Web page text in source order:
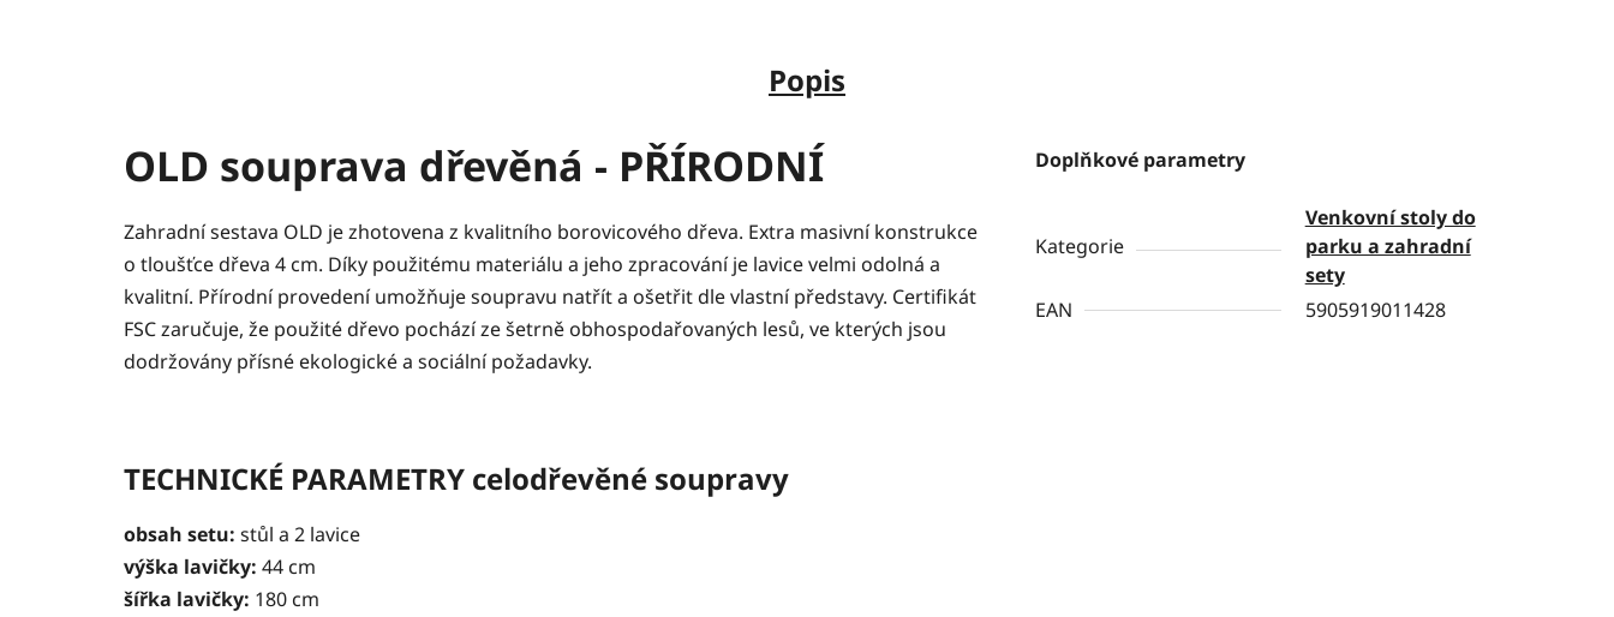
Popis
OLD souprava dřevěná - PŘÍRODNÍ
Zahradní sestava OLD je zhotovena z kvalitního borovicového dřeva. Extra masivní konstrukce
o tloušťce dřeva 4 cm. Díky použitému materiálu a jeho zpracování je lavice velmi odolná a
kvalitní. Přírodní provedení umožňuje soupravu natřít a ošetřit dle vlastní představy. Certifikát
FSC zaručuje, že použité dřevo pochází ze šetrně obhospodařovaných lesů, ve kterých jsou
dodržovány přísné ekologické a sociální požadavky.
TECHNICKÉ PARAMETRY celodřevěné soupravy
obsah setu: stůl a 2 lavice
výška lavičky: 44 cm
šířka lavičky: 180 cm
Doplňkové parametry
Kategorie
Venkovní stoly do
parku a zahradní
sety
EAN
5905919011428